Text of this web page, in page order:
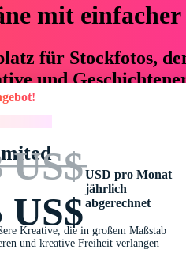
mit einfacher
für Stockfotos,
und
und Budget
US$
US$
USD pro Monat
jährlich
abgerechnet
Kreative, die in großem Maßstab
und kreative Freiheit verlangen